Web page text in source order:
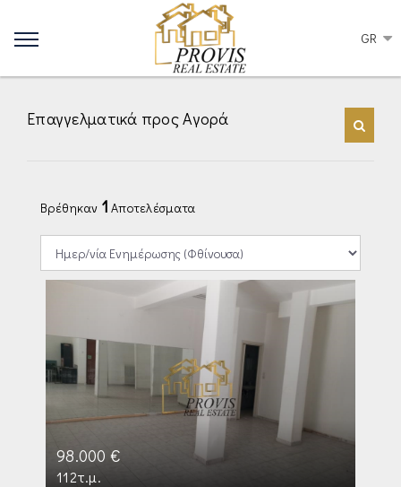
GR
Επαγγελματικά προς Αγορά
Βρέθηκαν 1 Αποτελέσματα
98.000 €
112τ.μ.